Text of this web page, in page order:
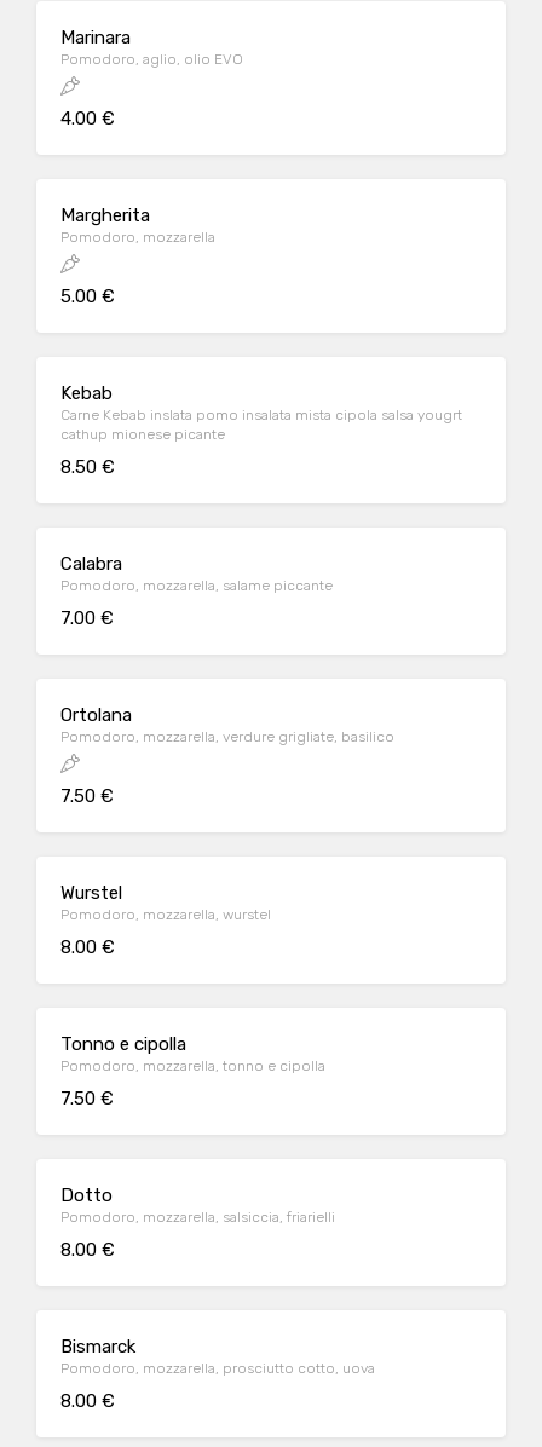
Marinara
Pomodoro, aglio, olio EVO
4.00 €
Margherita
Pomodoro, mozzarella
5.00 €
Kebab
Carne Kebab inslata pomo insalata mista cipola salsa yougrt
cathup mionese picante
8.50 €
Calabra
Pomodoro, mozzarella, salame piccante
7.00 €
Ortolana
Pomodoro, mozzarella, verdure grigliate, basilico
7.50 €
Wurstel
Pomodoro, mozzarella, wurstel
8.00 €
Tonno e cipolla
Pomodoro, mozzarella, tonno e cipolla
7.50 €
Dotto
Pomodoro, mozzarella, salsiccia, friarielli
8.00 €
Bismarck
Pomodoro, mozzarella, prosciutto cotto, uova
8.00 €